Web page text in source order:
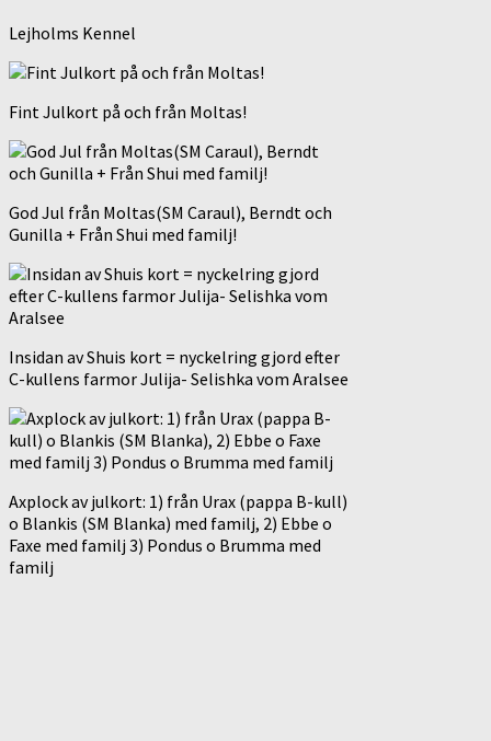
Lejholms Kennel
Fint Julkort på och från Moltas!
God Jul från Moltas(SM Caraul), Berndt och
Gunilla + Från Shui med familj!
Insidan av Shuis kort = nyckelring gjord efter
C-kullens farmor Julija- Selishka vom Aralsee
Axplock av julkort: 1) från Urax (pappa B-kull)
o Blankis (SM Blanka) med familj, 2) Ebbe o
Faxe med familj 3) Pondus o Brumma med
familj